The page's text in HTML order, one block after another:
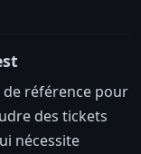
de référence pour
des tickets
nécessite